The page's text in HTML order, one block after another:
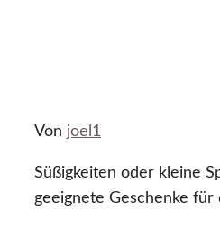
Von joel1
Süßigkeiten oder kleine
geeignete Geschenke für